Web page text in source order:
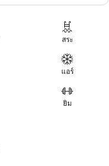
สระ
แอร์
ยิม